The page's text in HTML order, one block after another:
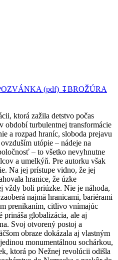
(pdf) ↧BROŽÚRA
ktorá zažila detstvo počas
období turbulentnej transformácie
a rozpad hraníc, sloboda prejavu
utópie – nádeje na
– to všetko nevyhnutne
a umelkýň. Pre autorku však
Na jej prístupe vidno, že jej
hranice, že úzke
vždy boli priúzke. Nie je náhoda,
najmä hranicami, bariérami
prenikaním, citlivo vnímajúc
prináša globalizácia, ale aj
Svoj otvorený postoj a
obraze dokázala aj vlastným
monumentálnou sochárkou,
ktorá po Nežnej revolúcii odišla